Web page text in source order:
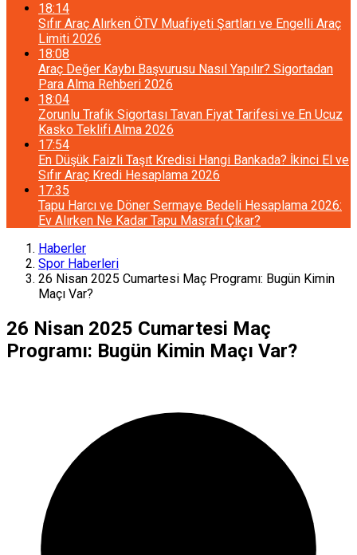
18:14
Sıfır Araç Alırken ÖTV Muafiyeti Şartları ve Engelli Araç
Limiti 2026
18:08
Araç Değer Kaybı Başvurusu Nasıl Yapılır? Sigortadan
Para Alma Rehberi 2026
18:04
Zorunlu Trafik Sigortası Tavan Fiyat Tarifesi ve En Ucuz
Kasko Teklifi Alma 2026
17:54
En Düşük Faizli Taşıt Kredisi Hangi Bankada? İkinci El ve
Sıfır Araç Kredi Hesaplama 2026
17:35
Tapu Harcı ve Döner Sermaye Bedeli Hesaplama 2026:
Ev Alırken Ne Kadar Tapu Masrafı Çıkar?
Haberler
Spor Haberleri
26 Nisan 2025 Cumartesi Maç Programı: Bugün Kimin
Maçı Var?
26 Nisan 2025 Cumartesi Maç
Programı: Bugün Kimin Maçı Var?